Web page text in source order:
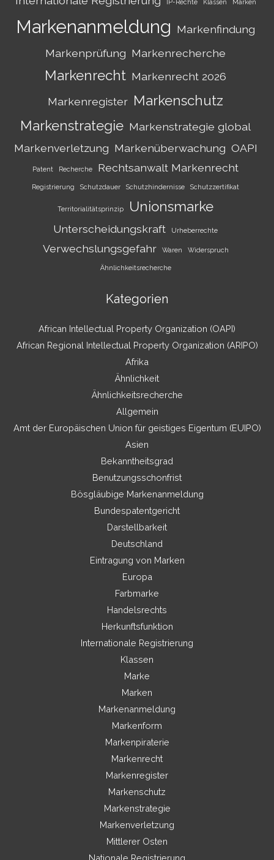
IP-Rechte Klassen Marken
Markenanmeldung Markenfindung
Markenprüfung Markenrecherche
Markenrecht Markenrecht 2026
Markenregister Markenschutz
Markenstrategie Markenstrategie global
Markenverletzung Markenüberwachung OAPI
Patent Recherche Rechtsanwalt Markenrecht
Registrierung Schutzdauer Schutzhindernisse Schutzzertifikat
Territorialitätsprinzip Unionsmarke
Unterscheidungskraft Urheberrechte
Verwechslungsgefahr Waren Widerspruch
Ähnlichkeitsrecherche
Kategorien
African Intellectual Property Organization (OAPI)
African Regional Intellectual Property Organization (ARIPO)
Afrika
Ähnlichkeit
Ähnlichkeitsrecherche
Allgemein
Amt der Europäischen Union für geistiges Eigentum (EUIPO)
Asien
Bekanntheitsgrad
Benutzungsschonfrist
Bösgläubige Markenanmeldung
Bundespatentgericht
Darstellbarkeit
Deutschland
Eintragung von Marken
Europa
Farbmarke
Handelsrechts
Herkunftsfunktion
Internationale Registrierung
Klassen
Marke
Marken
Markenanmeldung
Markenform
Markenpiraterie
Markenrecht
Markenregister
Markenschutz
Markenstrategie
Markenverletzung
Mittlerer Osten